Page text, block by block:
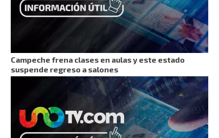
Campeche frena clases en aulas y este estado
suspende regreso a salones